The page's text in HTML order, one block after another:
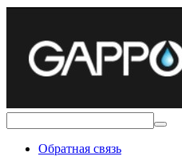
Обратная связь